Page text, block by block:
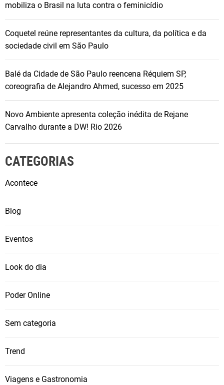
mobiliza o Brasil na luta contra o feminicídio
Coquetel reúne representantes da cultura, da política e da
sociedade civil em São Paulo
Balé da Cidade de São Paulo reencena Réquiem SP,
coreografia de Alejandro Ahmed, sucesso em 2025
Novo Ambiente apresenta coleção inédita de Rejane
Carvalho durante a DW! Rio 2026
CATEGORIAS
Acontece
Blog
Eventos
Look do dia
Poder Online
Sem categoria
Trend
Viagens e Gastronomia